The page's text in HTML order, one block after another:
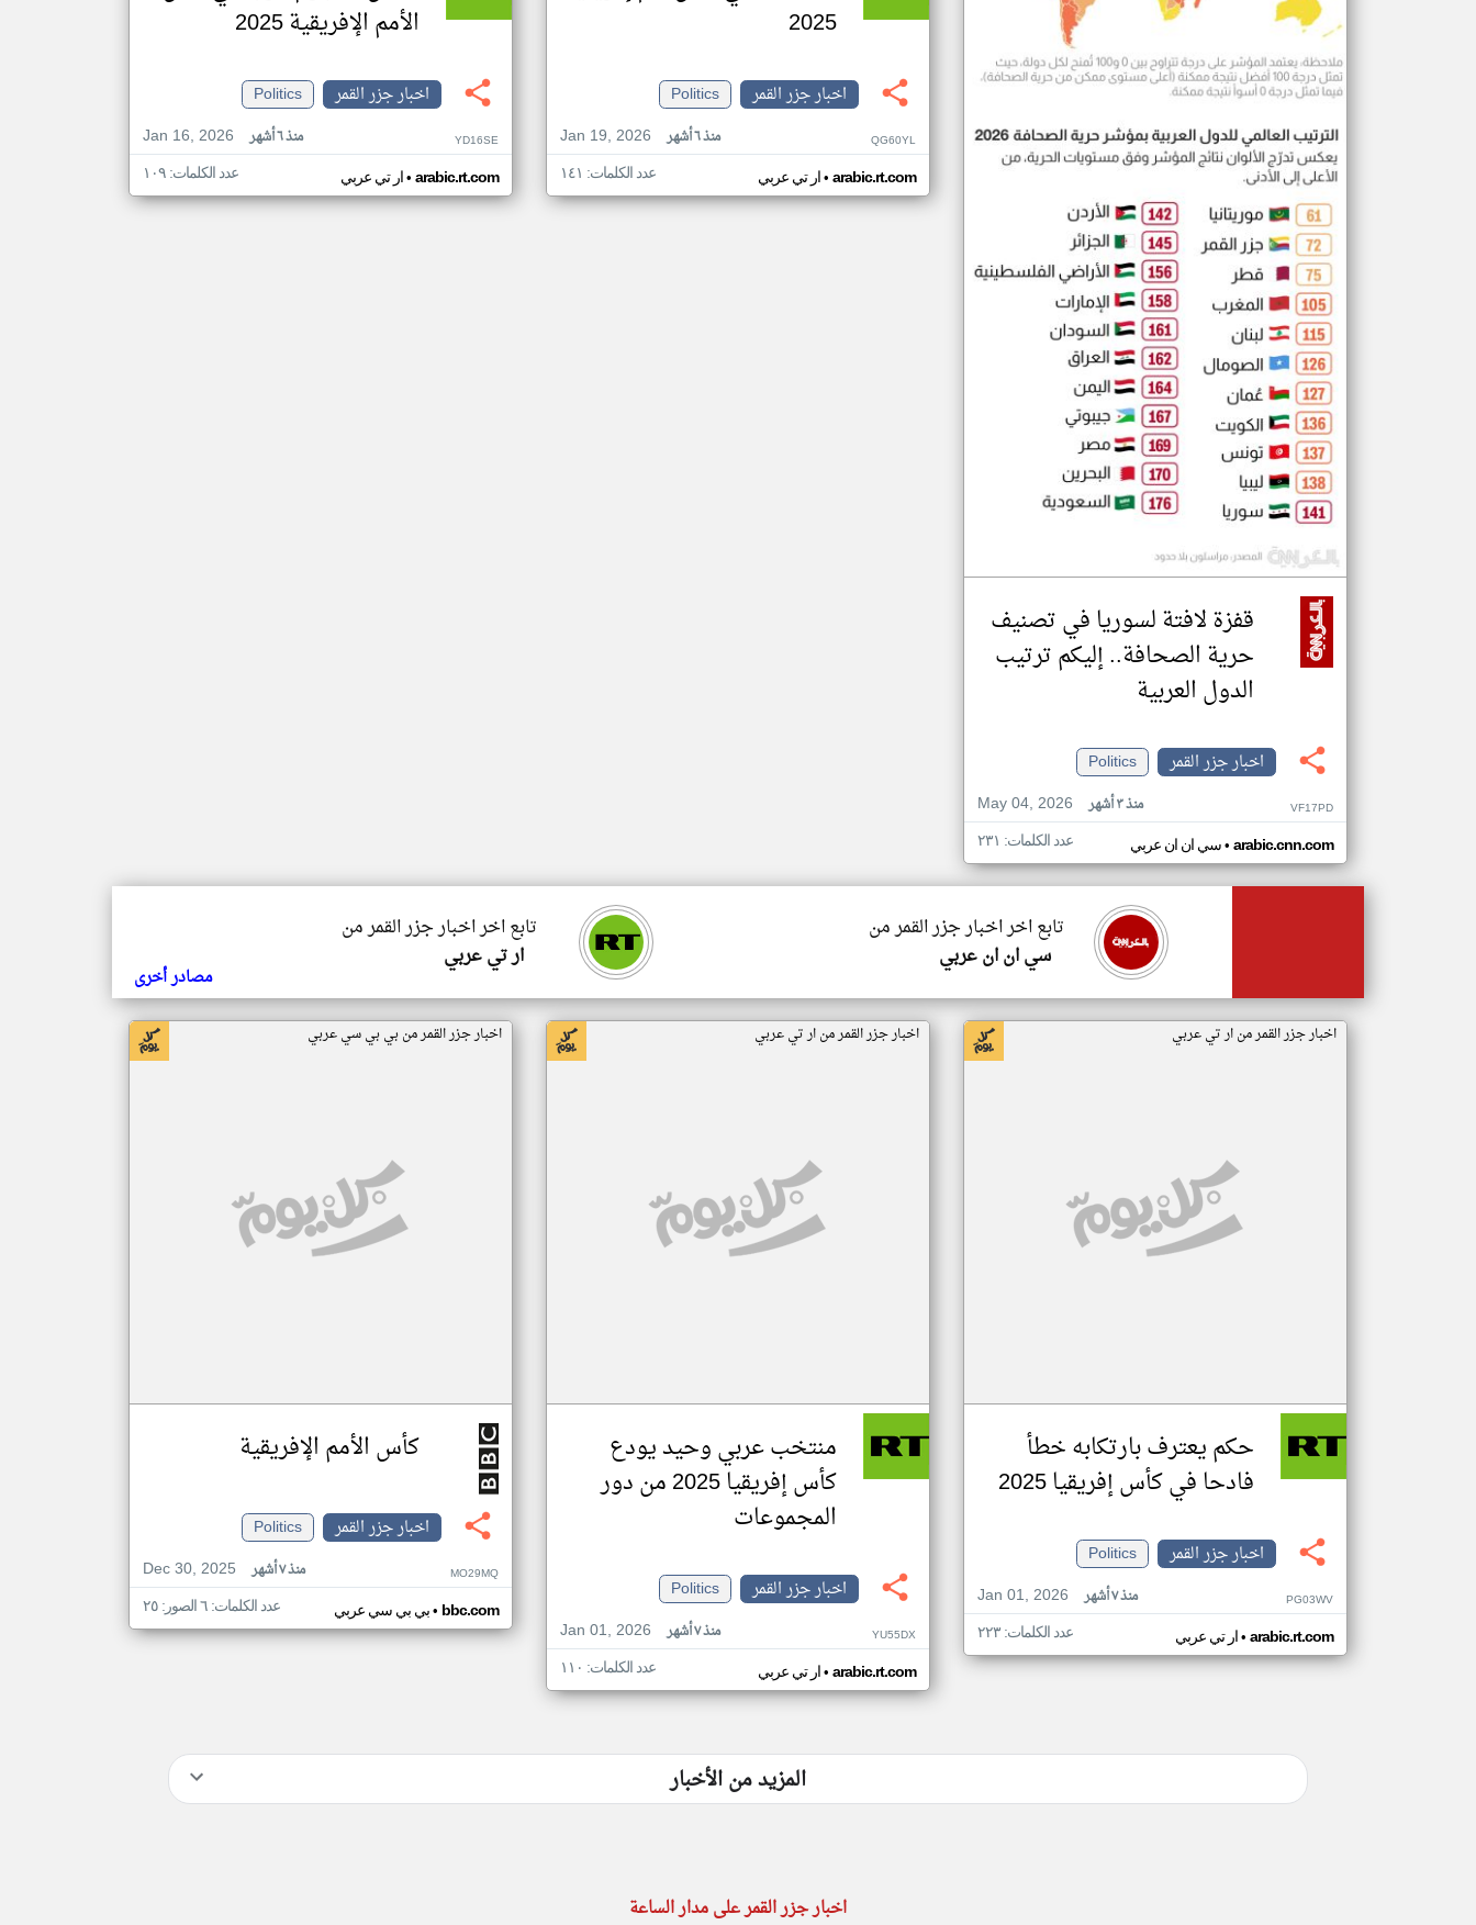
قفزة لافتة لسوريا في تصنيف
حرية الصحافة.. إليكم ترتيب
الدول العربية
اخبار جزر القمر
Politics
May 04, 2026
منذ ٣ أشهر VF17PD
سي ان ان عربي• arabic.cnn.com عدد الكلمات: ٢٣١
2025
اخبار جزر القمر
Politics
Jan 19, 2026
منذ ٦ أشهر QG60YL
ار تي عربي• arabic.rt.com عدد الكلمات: ١٤١
الأمم الإفريقية 2025
اخبار جزر القمر
Politics
Jan 16, 2026
منذ ٦ أشهر YD16SE
ار تي عربي• arabic.rt.com عدد الكلمات: ١٠٩
تابع اخر اخبار جزر القمر من
ار تي عربي
تابع اخر اخبار جزر القمر من
سي ان ان عربي
مصادر أخرى
اخبار جزر القمر من ار تي عربي
حكم يعترف بارتكابه خطأ
فادحا في كأس إفريقيا 2025
اخبار جزر القمر
Politics
Jan 01, 2026
منذ ٧ أشهر PG03WV
ار تي عربي• arabic.rt.com عدد الكلمات: ٢٢٣
اخبار جزر القمر من ار تي عربي
منتخب عربي وحيد يودع
كأس إفريقيا 2025 من دور
المجموعات
اخبار جزر القمر
Politics
Jan 01, 2026
منذ ٧ أشهر YU55DX
ار تي عربي• arabic.rt.com عدد الكلمات: ١١٠
اخبار جزر القمر من بي بي سي عربي
كأس الأمم الإفريقية
اخبار جزر القمر
Politics
Dec 30, 2025
منذ ٧ أشهر MO29MQ
بي بي سي عربي• bbc.com عدد الكلمات: ٦ الصور: ٢٥
المزيد من الأخبار
اخبار جزر القمر على مدار الساعة